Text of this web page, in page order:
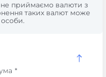
приймаємо валюти з
таких валют може
*